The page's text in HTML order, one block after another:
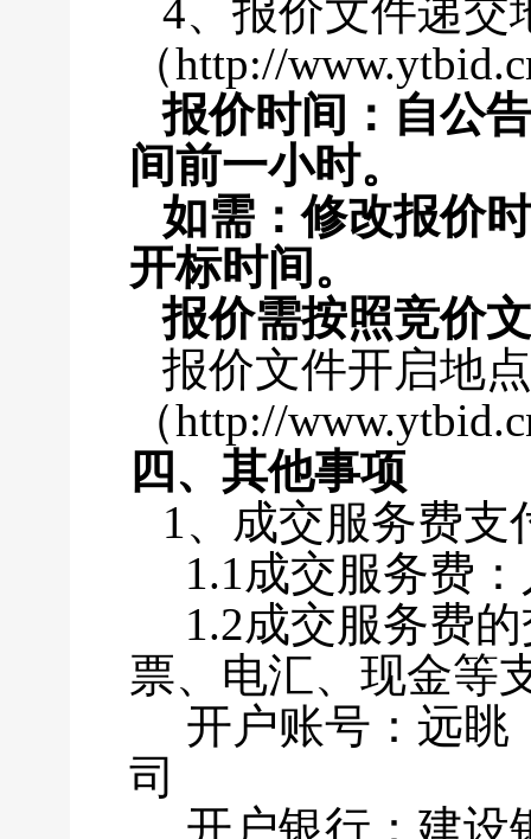
4、报价文件递交
（http://
报价时间 ： 自公
间前一小时。
如需：修改报价
开标时间。
报价需按照竞价
报价文件开启地
（http://
四、其他事项
1、成交服务费支
1.1成交服务费
1.2成交服务费
票、电汇、现金等
开户账号：远眺
司
开户银行：建设